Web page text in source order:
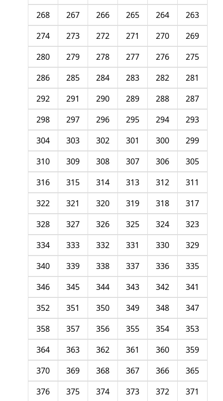
263
264
265
266
267
268
269
270
271
272
273
274
275
276
277
278
279
280
281
282
283
284
285
286
287
288
289
290
291
292
293
294
295
296
297
298
299
300
301
302
303
304
305
306
307
308
309
310
311
312
313
314
315
316
317
318
319
320
321
322
323
324
325
326
327
328
329
330
331
332
333
334
335
336
337
338
339
340
341
342
343
344
345
346
347
348
349
350
351
352
353
354
355
356
357
358
359
360
361
362
363
364
365
366
367
368
369
370
371
372
373
374
375
376